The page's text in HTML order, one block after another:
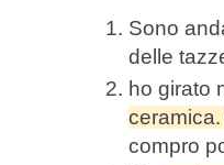
Sono
delle
ho girato
ceramica.
compro